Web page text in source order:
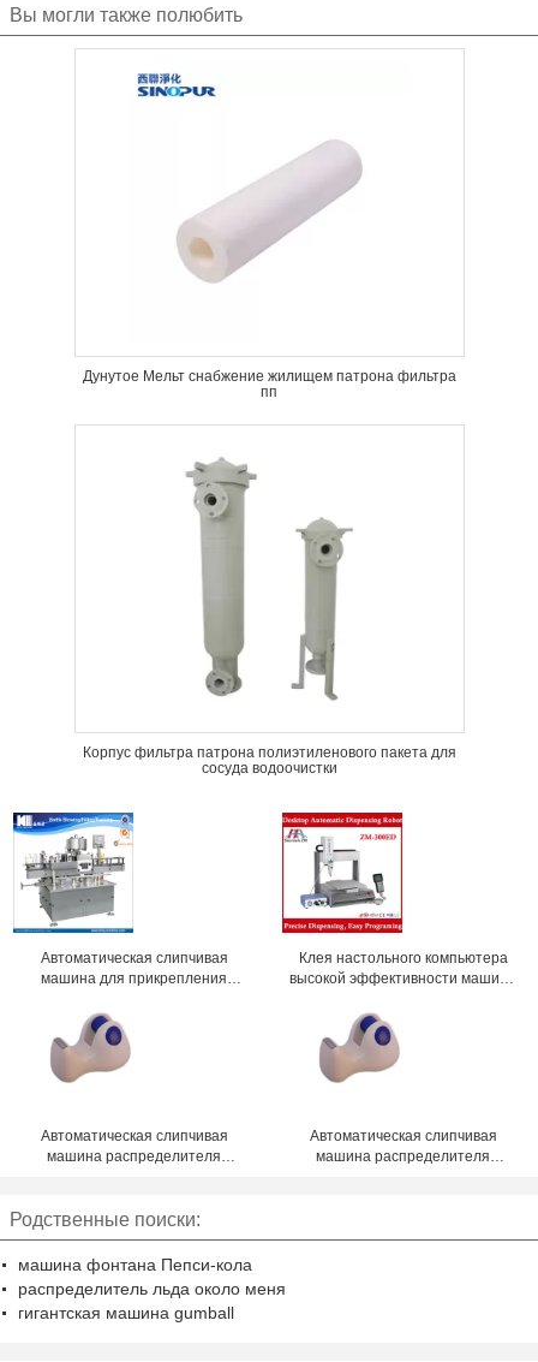
Вы могли также полюбить
Дунутое Мельт снабжение жилищем патрона фильтра
пп
Корпус фильтра патрона полиэтиленового пакета для
сосуда водоочистки
Автоматическая слипчивая
машина для прикрепления
Клея настольного компьютера
высокой эффективности машина
распределяя с наилучшим
предложением
Автоматическая слипчивая
машина распределителя
4 дюймов
Автоматическая слипчивая
машина распределителя
Родственные поиски:
машина фонтана Пепси-кола
распределитель льда около меня
гигантская машина gumball